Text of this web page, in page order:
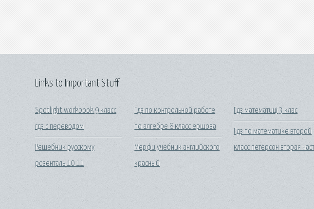
Links to Important Stuff
Spotlight workbook 9 класс
гдз с переводом
Решебник русскому
розенталь 10 11
Гдз по контрольной работе
по алгебре 8 класс ершова
Мерфи учебник английского
красный
Гдз математиці 3 клас
Гдз по математике второй
класс петерсон вторая